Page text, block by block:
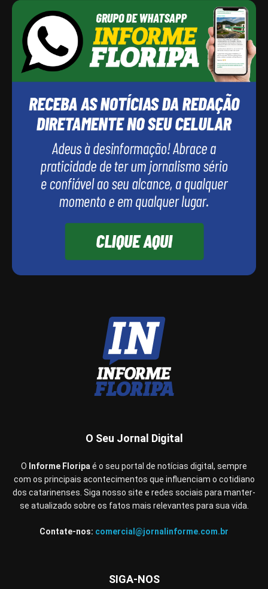
O Seu Jornal Digital
O Informe Floripa é o seu portal de notícias digital, sempre
com os principais acontecimentos que influenciam o cotidiano
dos catarinenses. Siga nosso site e redes sociais para manter-
se atualizado sobre os fatos mais relevantes para sua vida.
Contate-nos: comercial@jornalinforme.com.br
SIGA-NOS